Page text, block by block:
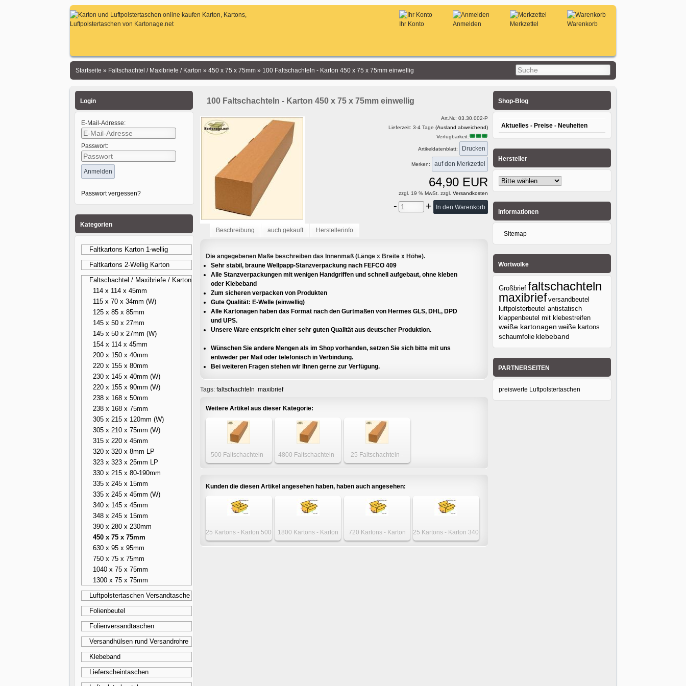
Warenkorb
Merkzettel
Anmelden
Ihr Konto
Startseite » Faltschachtel / Maxibriefe / Karton » 450 x 75 x 75mm» 100 Faltschachteln - Karton 450 x 75 x 75mm einwellig
Login
E-Mail-Adresse:
Passwort:
Passwort vergessen?
Kategorien
Faltkartons Karton 1-wellig
Faltkartons 2-Wellig Karton
Faltschachtel / Maxibriefe / Karton
114 x 114 x 45mm
115 x 70 x 34mm (W)
125 x 85 x 85mm
145 x 50 x 27mm
145 x 50 x 27mm (W)
154 x 114 x 45mm
200 x 150 x 40mm
220 x 155 x 80mm
230 x 145 x 40mm (W)
220 x 155 x 90mm (W)
238 x 168 x 50mm
238 x 168 x 75mm
305 x 215 x 120mm (W)
305 x 210 x 75mm (W)
315 x 220 x 45mm
320 x 320 x 8mm LP
323 x 323 x 25mm LP
330 x 215 x 80-190mm
335 x 245 x 15mm
335 x 245 x 45mm (W)
340 x 145 x 45mm
348 x 245 x 15mm
390 x 280 x 230mm
450 x 75 x 75mm
630 x 95 x 95mm
750 x 75 x 75mm
1040 x 75 x 75mm
1300 x 75 x 75mm
Luftpolstertaschen Versandtasche
Folienbeutel
Folienversandtaschen
Versandhülsen rund Versandrohre
Klebeband
Lieferscheintaschen
100 Faltschachteln - Karton 450 x 75 x 75mm einwellig
Art.Nr.: 03.30.002-P
Lieferzeit: 3-4 Tage (Ausland abweichend)
Verfügbarkeit:
Artikeldatenblatt: Drucken
Merken:
64,90 EUR
zzgl. 19 % MwSt. zzgl. Versandkosten
- +
Beschreibung auch gekauft Herstellerinfo
Die angegebenen Maße beschreiben das Innenmaß (Länge x Breite x Höhe).
Sehr stabil, braune Wellpapp-Stanzverpackung nach FEFCO 409
Alle Stanzverpackungen mit wenigen Handgriffen und schnell aufgebaut, ohne kleben
oder Klebeband
Zum sicheren verpacken von Produkten
Gute Qualität: E-Welle (einwellig)
Alle Kartonagen haben das Format nach den Gurtmaßen von Hermes GLS, DHL, DPD
und UPS.
Unsere Ware entspricht einer sehr guten Qualität aus deutscher Produktion.
Wünschen Sie andere Mengen als im Shop vorhanden, setzen Sie sich bitte mit uns
entweder per Mail oder telefonisch in Verbindung.
Bei weiteren Fragen stehen wir Ihnen gerne zur Verfügung.
Tags: faltschachteln maxibrief
Weitere Artikel aus dieser Kategorie:
500 Faltschachteln -
Karton 450 x 75 x
4800 Faltschachteln -
Karton 450 x 75 x
25 Faltschachteln -
Karton 450 x 75 x
Kunden die diesen Artikel angesehen haben, haben auch angesehen:
25 Kartons - Karton 500
x 200 x 200mm 1-wellig
1800 Kartons - Karton
200 x 145 x 100mm
720 Kartons - Karton
400 x 170 x 170mm 1-
25 Kartons - Karton 340
x 200 x 100mm
Shop-Blog
Aktuelles - Preise - Neuheiten
Hersteller
Informationen
Sitemap
Wortwolke
Großbrief faltschachteln
maxibrief versandbeutel
luftpolsterbeutel antistatisch
klappenbeutel mit klebestreifen
weiße kartonagen weiße kartons
schaumfolie klebeband
PARTNERSEITEN
preiswerte Luftpolstertaschen